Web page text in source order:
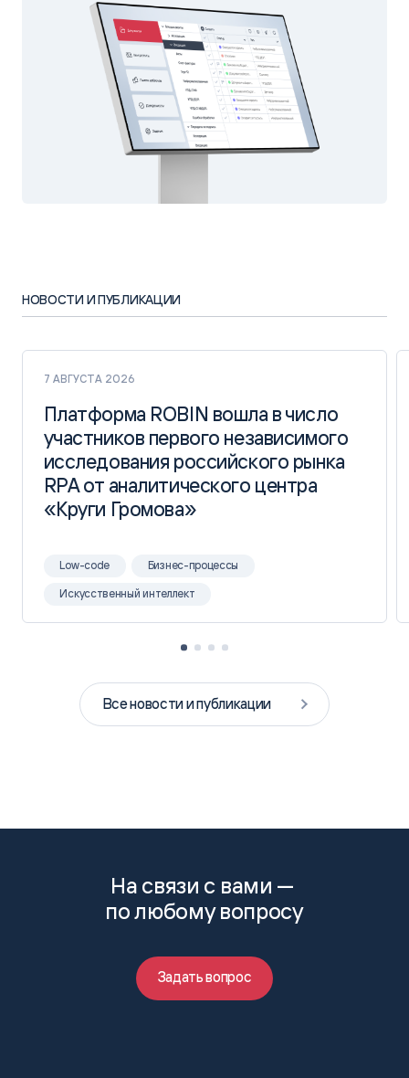
НОВОСТИ И ПУБЛИКАЦИИ
7 АВГУСТА 2026
Платформа ROBIN вошла в число
участников первого независимого
исследования российского рынка
RPA от аналитического центра
«Круги Громова»
Платформа ROBIN вошла в число
участников первого независимого
исследования российского рынка
RPA от аналитического центра
«Круги Громова»
Low-code Бизнес-процессы
Искусственный интеллект
Все новости и публикации
На связи с вами —
по любому вопросу
Задать вопрос